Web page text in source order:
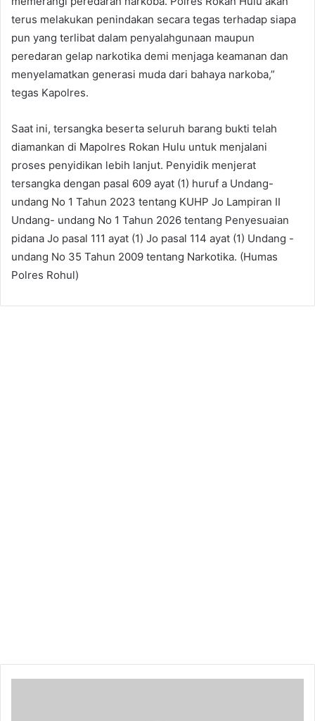
terus melakukan penindakan secara tegas terhadap siapa
pun yang terlibat dalam penyalahgunaan maupun
peredaran gelap narkotika demi menjaga keamanan dan
menyelamatkan generasi muda dari bahaya narkoba,”
tegas Kapolres.
Saat ini, tersangka beserta seluruh barang bukti telah
diamankan di Mapolres Rokan Hulu untuk menjalani
proses penyidikan lebih lanjut. Penyidik menjerat
tersangka dengan pasal 609 ayat (1) huruf a Undang-
undang No 1 Tahun 2023 tentang KUHP Jo Lampiran II
Undang- undang No 1 Tahun 2026 tentang Penyesuaian
pidana Jo pasal 111 ayat (1) Jo pasal 114 ayat (1) Undang -
undang No 35 Tahun 2009 tentang Narkotika. (Humas
Polres Rohul)